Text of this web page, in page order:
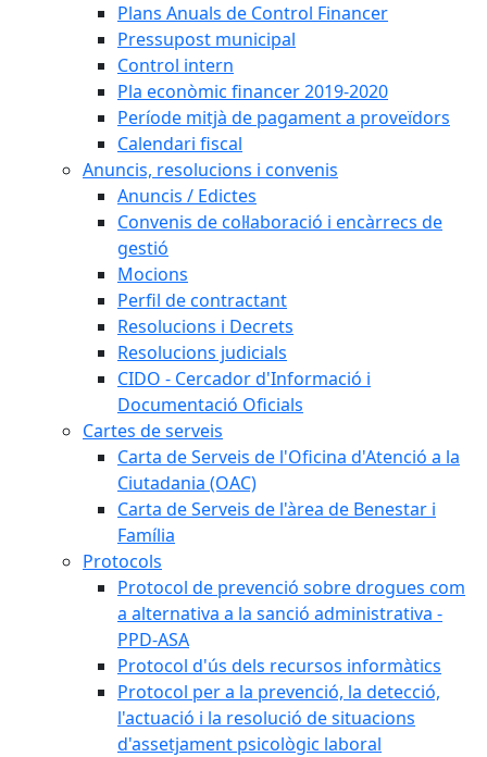
Plans Anuals de Control Financer
Pressupost municipal
Control intern
Pla econòmic financer 2019-2020
Període mitjà de pagament a proveïdors
Calendari fiscal
Anuncis, resolucions i convenis
Anuncis / Edictes
Convenis de col·laboració i encàrrecs de
gestió
Mocions
Perfil de contractant
Resolucions i Decrets
Resolucions judicials
CIDO - Cercador d'Informació i
Documentació Oficials
Cartes de serveis
Carta de Serveis de l'Oficina d'Atenció a la
Ciutadania (OAC)
Carta de Serveis de l'àrea de Benestar i
Família
Protocols
Protocol de prevenció sobre drogues com
a alternativa a la sanció administrativa -
PPD-ASA
Protocol d'ús dels recursos informàtics
Protocol per a la prevenció, la detecció,
l'actuació i la resolució de situacions
d'assetjament psicològic laboral